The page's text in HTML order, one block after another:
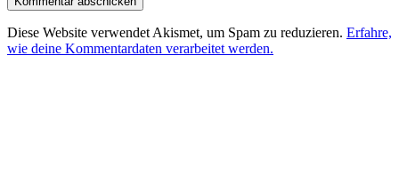
Diese Website verwendet Akismet, um Spam zu reduzieren. Erfahre,
wie deine Kommentardaten verarbeitet werden.